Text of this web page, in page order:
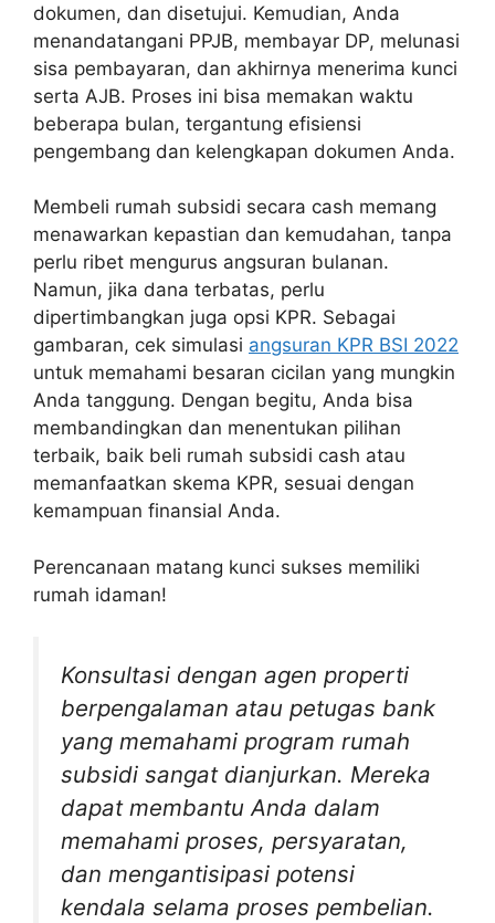
dokumen, dan disetujui. Kemudian, Anda
menandatangani PPJB, membayar DP, melunasi
sisa pembayaran, dan akhirnya menerima kunci
serta AJB. Proses ini bisa memakan waktu
beberapa bulan, tergantung efisiensi
pengembang dan kelengkapan dokumen Anda.
Membeli rumah subsidi secara cash memang
menawarkan kepastian dan kemudahan, tanpa
perlu ribet mengurus angsuran bulanan.
Namun, jika dana terbatas, perlu
dipertimbangkan juga opsi KPR. Sebagai
gambaran, cek simulasi angsuran KPR BSI 2022
untuk memahami besaran cicilan yang mungkin
Anda tanggung. Dengan begitu, Anda bisa
membandingkan dan menentukan pilihan
terbaik, baik beli rumah subsidi cash atau
memanfaatkan skema KPR, sesuai dengan
kemampuan finansial Anda.
Perencanaan matang kunci sukses memiliki
rumah idaman!
Konsultasi dengan agen properti
berpengalaman atau petugas bank
yang memahami program rumah
subsidi sangat dianjurkan. Mereka
dapat membantu Anda dalam
memahami proses, persyaratan,
dan mengantisipasi potensi
kendala selama proses pembelian.